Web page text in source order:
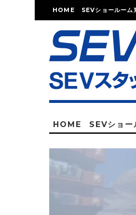
HOME SEVショールーム
HOME SEVショー